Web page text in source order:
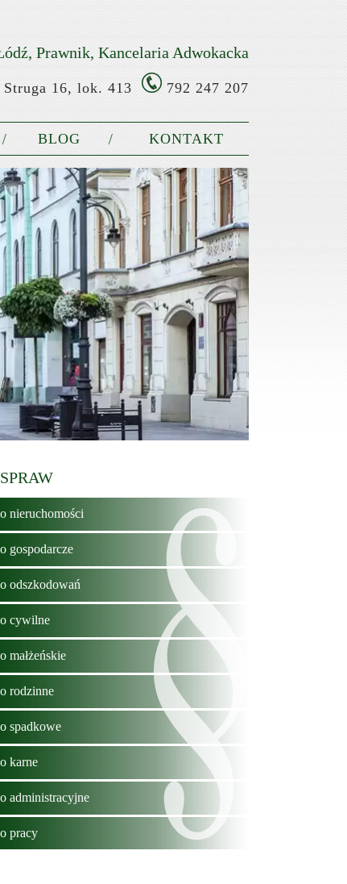
Prawnik, Kancelaria Adwokacka
792 247 207
16, lok. 413
BLOG KONTAKT
nieruchomości
gospodarcze
odszkodowań
cywilne
małżeńskie
rodzinne
spadkowe
karne
administracyjne
pracy